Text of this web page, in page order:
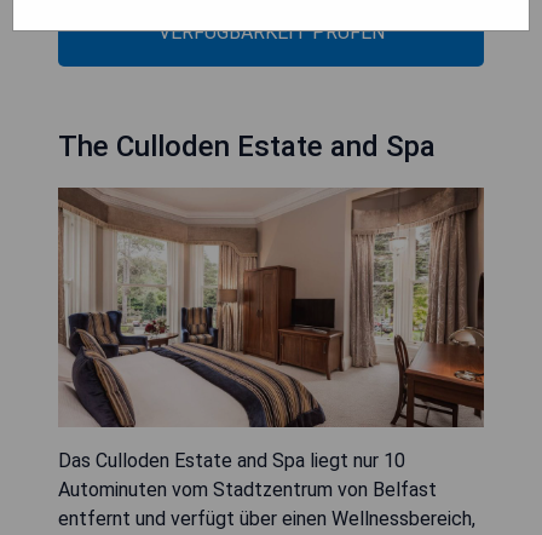
VERFÜGBARKEIT PRÜFEN
The Culloden Estate and Spa
Das Culloden Estate and Spa liegt nur 10
Autominuten vom Stadtzentrum von Belfast
entfernt und verfügt über einen Wellnessbereich,